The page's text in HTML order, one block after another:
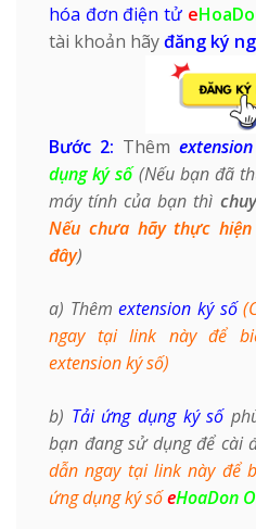
hóa đơn điện tử e
tài khoản hãyđăng ký
Bước 2: Thêm
dụng ký số (Nếu bạn đã
máy tính của bạn thì
Nếu chưa hãy thực
đây)
a) Thêmextension ký số
ngay tại link này để
extension ký số)
b) Tải ứng dụng ký số
bạn đang sử dụng để cài
dẫn ngay tại link này để
ứng dụng ký sốeHoaDon